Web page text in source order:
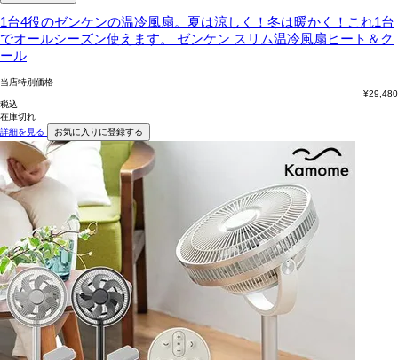
1台4役のゼンケンの温冷風扇。夏は涼しく！冬は暖かく！これ1台
でオールシーズン使えます。
ゼンケン スリム温冷風扇ヒート＆ク
ール
当店特別価格
¥29,480
税込
在庫切れ
詳細を見る
お気に入りに登録する